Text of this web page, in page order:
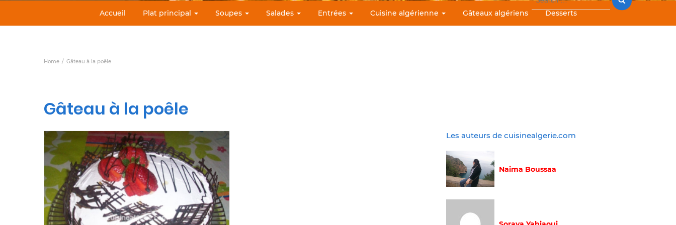
Accueil Plat principal Soupes Salades Entrées Cuisine algérienne Gâteaux algériens Desserts
Home Gâteau à la poêle
Gâteau à la poêle
Les auteurs de cuisinealgerie.com
Naima Boussaa